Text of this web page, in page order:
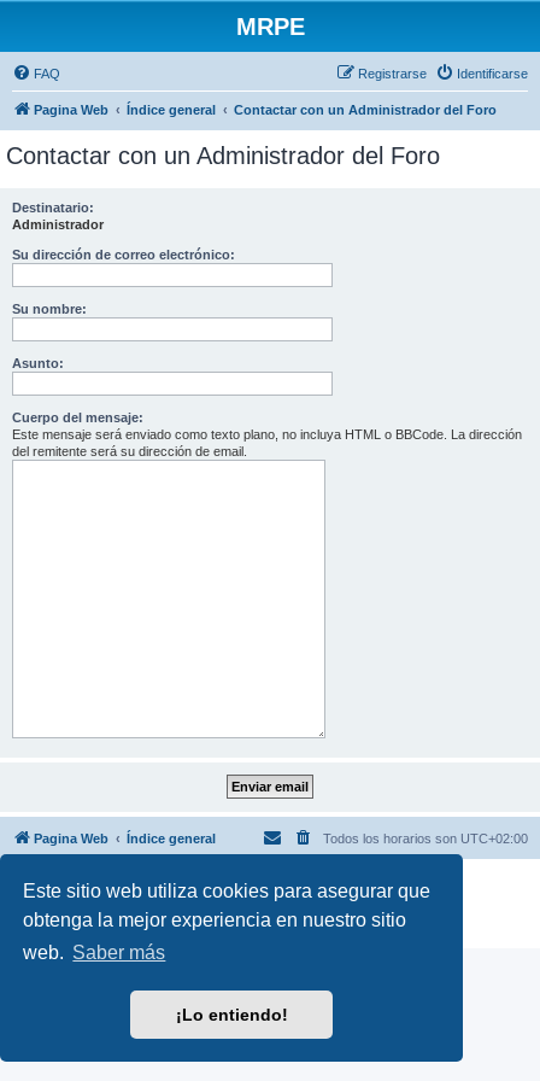
Este sitio web utiliza cookies para asegurar que
obtenga la mejor experiencia en nuestro sitio
web. Saber más
¡Lo entiendo!
MRPE
FAQ Identificarse
Registrarse
Pagina Web Índice general Contactar con un Administrador del Foro
Contactar con un Administrador del Foro
Destinatario:
Administrador
Su dirección de correo electrónico:
Su nombre:
Asunto:
Cuerpo del mensaje:
Este mensaje será enviado como texto plano, no incluya HTML o BBCode. La dirección
del remitente será su dirección de email.
Pagina Web Índice general Todos los horarios son UTC+02:00
Desarrollado por phpBB ® Forum Software © phpBB Limited
Traducción al español por
phpBB España
Privacidad|Condiciones